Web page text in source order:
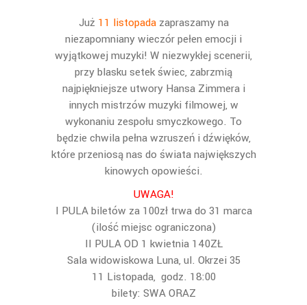
Już 11 listopadazapraszamy na
niezapomniany wieczór pełen emocji i
wyjątkowej muzyki! W niezwykłej scenerii,
przy blasku setek świec, zabrzmią
najpiękniejsze utwory Hansa Zimmera i
innych mistrzów muzyki filmowej, w
wykonaniu zespołu smyczkowego. To
będzie chwila pełna wzruszeń i dźwięków,
które przeniosą nas do świata największych
kinowych opowieści.
UWAGA!
I PULA biletów za 100zł trwa do 31 marca
(ilość miejsc ograniczona)
II PULA OD 1 kwietnia 140ZŁ
Sala widowiskowa Luna, ul. Okrzei 35
11 Listopada, godz. 18:00
bilety: SWA ORAZ